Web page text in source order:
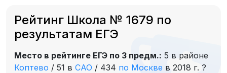
Рейтинг Школа № 1679 по
результатам ЕГЭ
Место в рейтинге ЕГЭ по 3 предм.: 5 в районе
Коптево / 51 в САО / 434 по Москве в 2018 г. ?